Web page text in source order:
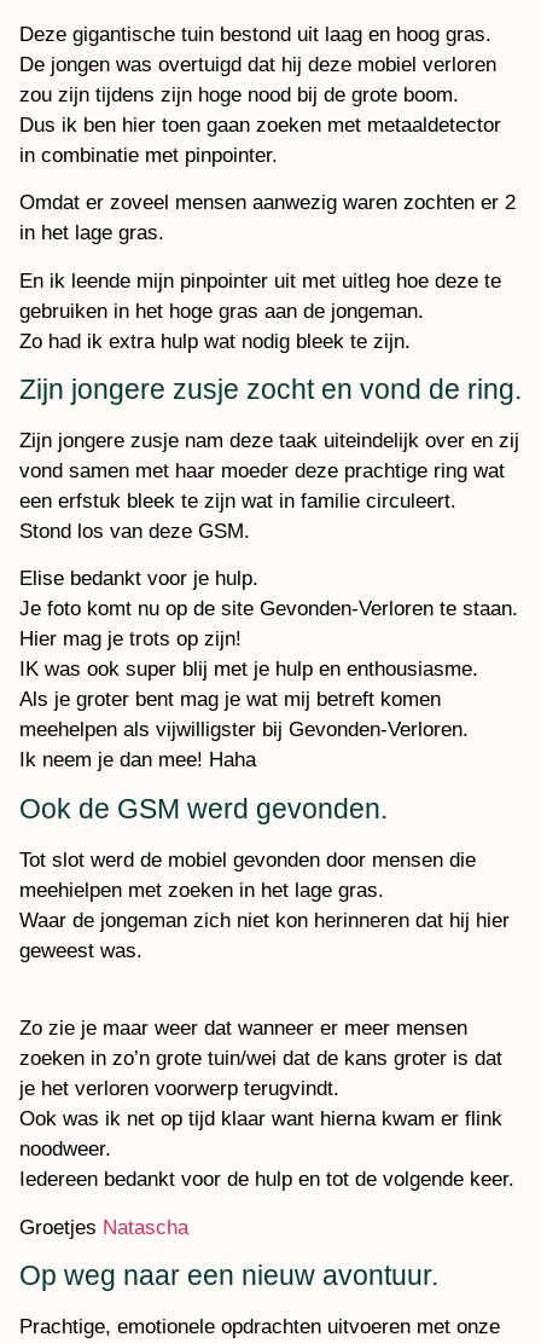
Deze gigantische tuin bestond uit laag en hoog gras.
De jongen was overtuigd dat hij deze mobiel verloren
zou zijn tijdens zijn hoge nood bij de grote boom.
Dus ik ben hier toen gaan zoeken met metaaldetector
in combinatie met pinpointer.
Omdat er zoveel mensen aanwezig waren zochten er 2
in het lage gras.
En ik leende mijn pinpointer uit met uitleg hoe deze te
gebruiken in het hoge gras aan de jongeman.
Zo had ik extra hulp wat nodig bleek te zijn.
Zijn jongere zusje zocht en vond de ring.
Zijn jongere zusje nam deze taak uiteindelijk over en zij
vond samen met haar moeder deze prachtige ring wat
een erfstuk bleek te zijn wat in familie circuleert.
Stond los van deze GSM.
Elise bedankt voor je hulp.
Je foto komt nu op de site Gevonden-Verloren te staan.
Hier mag je trots op zijn!
IK was ook super blij met je hulp en enthousiasme.
Als je groter bent mag je wat mij betreft komen
meehelpen als vijwilligster bij Gevonden-Verloren.
Ik neem je dan mee! Haha
Ook de GSM werd gevonden.
Tot slot werd de mobiel gevonden door mensen die
meehielpen met zoeken in het lage gras.
Waar de jongeman zich niet kon herinneren dat hij hier
geweest was.
Zo zie je maar weer dat wanneer er meer mensen
zoeken in zo’n grote tuin/wei dat de kans groter is dat
je het verloren voorwerp terugvindt.
Ook was ik net op tijd klaar want hierna kwam er flink
noodweer.
Iedereen bedankt voor de hulp en tot de volgende keer.
Groetjes Natascha
Op weg naar een nieuw avontuur.
Prachtige, emotionele opdrachten uitvoeren met onze